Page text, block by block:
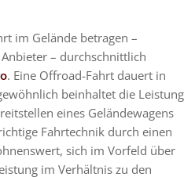
im Gelände betragen –
– durchschnittlich
. Eine Offroad-Fahrt dauert in
beinhaltet die Leistung
eines Geländewagens
Fahrtechnik durch einen
sich im Vorfeld über
im Verhältnis zu den